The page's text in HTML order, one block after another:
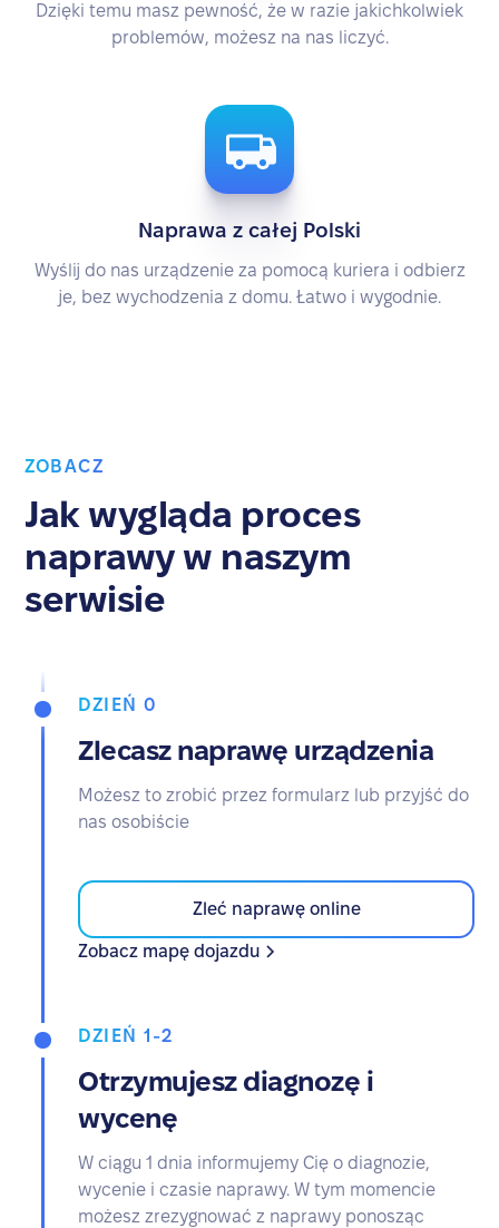
Dzięki temu masz pewność, że w razie jakichkolwiek
problemów, możesz na nas liczyć.
Naprawa z całej Polski
Wyślij do nas urządzenie za pomocą kuriera i odbierz
je, bez wychodzenia z domu. Łatwo i wygodnie.
ZOBACZ
Jak wygląda proces
naprawy w naszym
serwisie
DZIEŃ 0
Zlecasz naprawę urządzenia
Możesz to zrobić przez formularz lub przyjść do
nas osobiście
Zleć naprawę online
Zobacz mapę dojazdu
DZIEŃ 1-2
Otrzymujesz diagnozę i
wycenę
W ciągu 1 dnia informujemy Cię o diagnozie,
wycenie i czasie naprawy. W tym momencie
możesz zrezygnować z naprawy ponosząc